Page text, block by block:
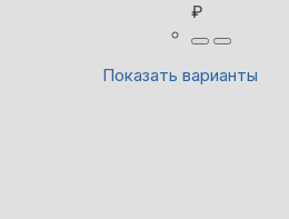
₽
Показать варианты